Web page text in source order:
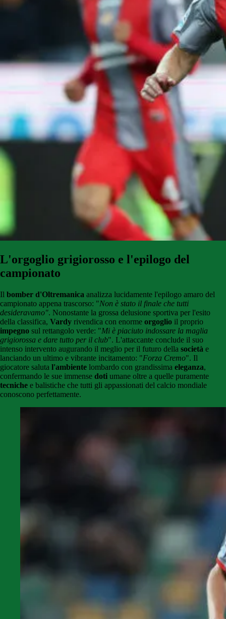
L'orgoglio grigiorosso e l'epilogo del
campionato
Il bomber d'Oltremanica analizza lucidamente l'epilogo amaro del
campionato appena trascorso: "Non è stato il finale che tutti
desideravamo". Nonostante la grossa delusione sportiva per l'esito
della classifica, Vardy rivendica con enorme orgoglio il proprio
impegno sul rettangolo verde: "Mi è piaciuto indossare la maglia
grigiorossa e dare tutto per il club". L'attaccante conclude il suo
intenso intervento augurando il meglio per il futuro della società e
lanciando un ultimo e vibrante incitamento: "Forza Cremo". Il
giocatore saluta l'ambiente lombardo con grandissima eleganza,
confermando le sue immense doti umane oltre a quelle puramente
tecniche e balistiche che tutti gli appassionati del calcio mondiale
conoscono perfettamente.